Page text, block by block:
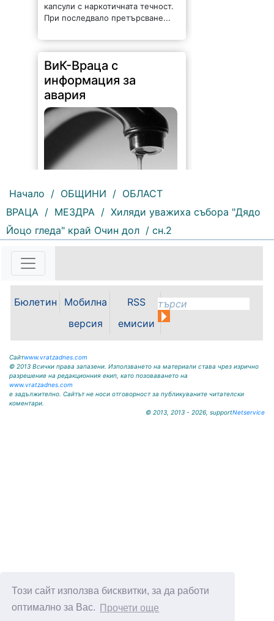
Този сайт използва бисквитки, за да работи
оптимално за Вас.
Прочети още
капсули с наркотичната течност.
При последвало претърсване...
ВиК-Враца с
информация за
авария
204 | 2026-08-07 10:31:48
"Водоснабдяване и канализация“
ООД – Враца уведомява своите
възникнала аварийна ситуация е
спряно водоподаването в
ул."Никола Вапцаров" днес
07.08.2026г. до отстраняване на
аварията. Тел.: 092 66 11 19 Тел.:
0889 316...
Начало / ОБЩИНИ / ОБЛАСТ
ВРАЦА / МЕЗДРА / Хиляди уважиха събора "Дядо
Йоцо гледа" край Очин дол / сн.2
Бюлетин
Мобилна
версия
RSS
емисии
Сайтwww.vratzadnes.com
© 2013 Всички права запазени. Използването на материали става чрез изрично
разрешение на редакционния екип, като позоваването на
www.vratzadnes.com
е задължително. Сайтът не носи отговорност за публикуваните читателски
коментари.
© 2013, 2013 - 2026, supportNetservice